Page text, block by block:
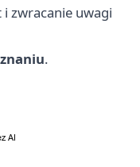
zwracanie uwagi
.